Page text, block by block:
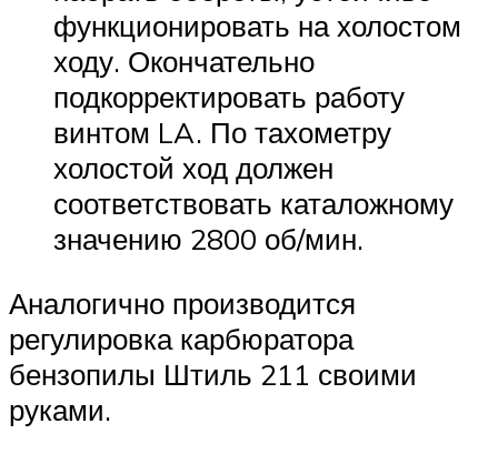
функционировать на холостом
ходу. Окончательно
подкорректировать работу
винтом LA. По тахометру
холостой ход должен
соответствовать каталожному
значению 2800 об/мин.
Аналогично производится
регулировка карбюратора
бензопилы Штиль 211 своими
руками.